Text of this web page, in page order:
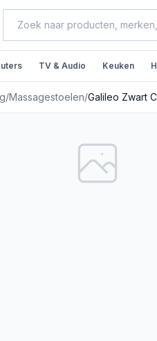
TV & Audio Keuken
/Massagestoelen/Galileo Zwart